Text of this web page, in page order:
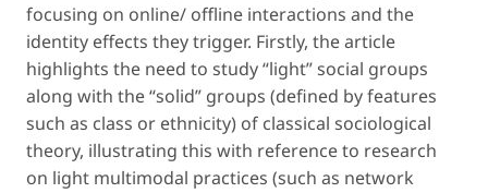
focusing on online/ offline interactions and the
identity effects they trigger. Firstly, the article
highlights the need to study “light” social groups
along with the “solid” groups (defined by features
such as class or ethnicity) of classical sociological
theory, illustrating this with reference to research
on light multimodal practices (such as network